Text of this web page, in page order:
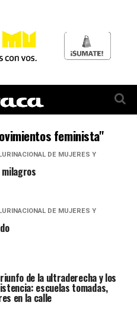
feminista"
DE MUJERES Y
DE MUJERES Y
de la ultraderecha y los
escuelas tomadas,
en la calle